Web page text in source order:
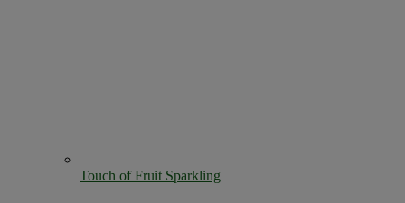
Touch of Fruit Sparkling